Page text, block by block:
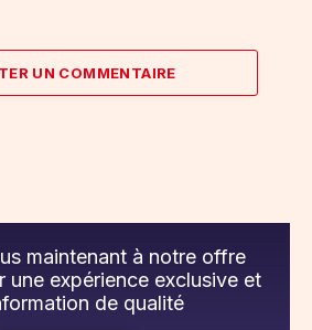
UN COMMENTAIRE
maintenant à notre offre
une expérience exclusive et
de qualité